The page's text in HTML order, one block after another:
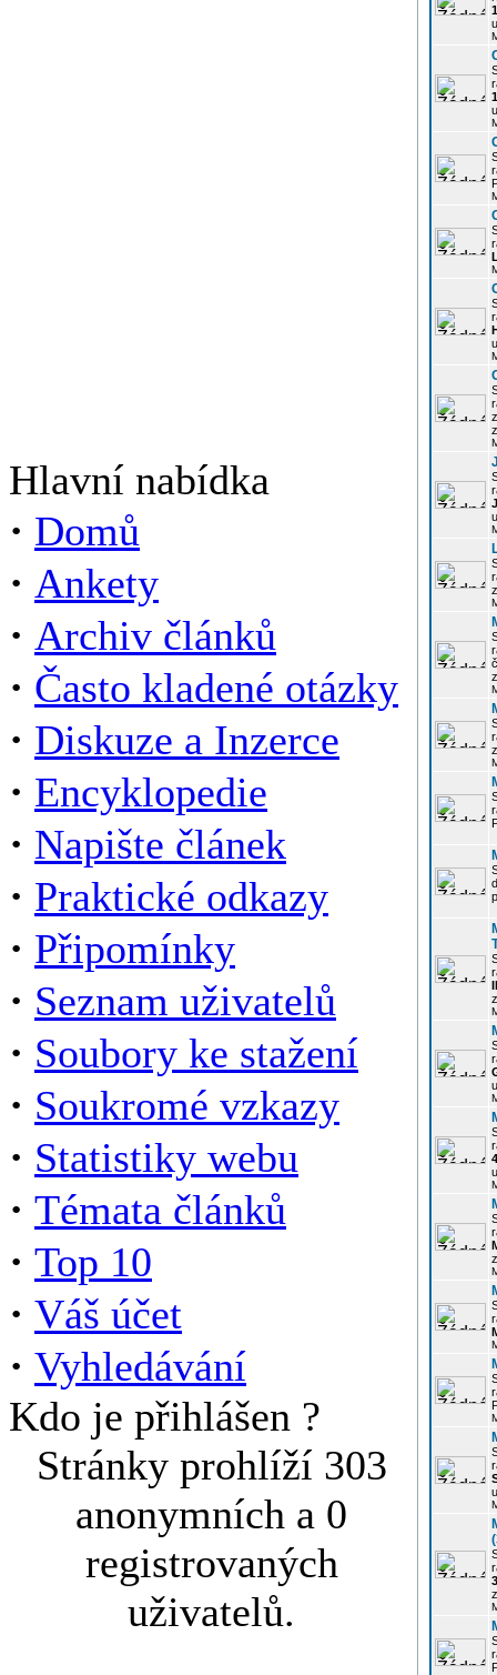
Hlavní nabídka
· Domů
· Ankety
· Archiv článků
· Často kladené otázky
· Diskuze a Inzerce
· Encyklopedie
· Napište článek
· Praktické odkazy
· Připomínky
· Seznam uživatelů
· Soubory ke stažení
· Soukromé vzkazy
· Statistiky webu
· Témata článků
· Top 10
· Váš účet
· Vyhledávání
Kdo je přihlášen ?
Stránky prohlíží 303
anonymních a 0
registrovaných
uživatelů.